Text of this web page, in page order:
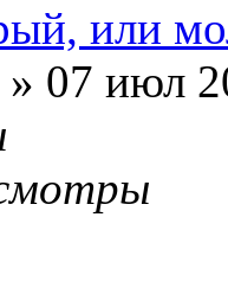
или
» 07 июл